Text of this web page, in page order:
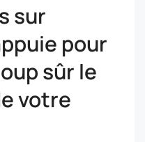
sur
pour
sûr le
votre